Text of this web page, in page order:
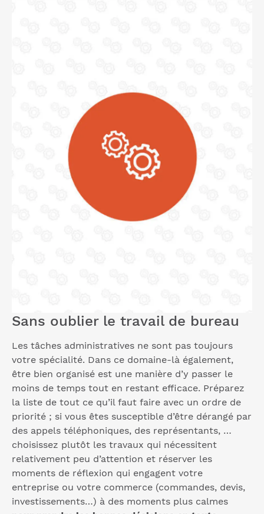
Sans oublier le travail de bureau
Les tâches administratives ne sont pas toujours
votre spécialité. Dans ce domaine-là également,
être bien organisé est une manière d’y passer le
moins de temps tout en restant efficace. Préparez
la liste de tout ce qu’il faut faire avec un ordre de
priorité ; si vous êtes susceptible d’être dérangé par
des appels téléphoniques, des représentants, …
choisissez plutôt les travaux qui nécessitent
relativement peu d’attention et réserver les
moments de réflexion qui engagent votre
entreprise ou votre commerce (commandes, devis,
investissements…) à des moments plus calmes